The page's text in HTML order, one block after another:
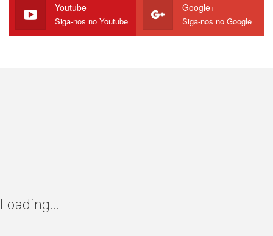
Youtube
Siga-nos no Youtube
Google+
Siga-nos no Google
Loading...